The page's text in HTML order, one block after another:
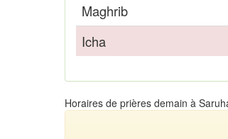
Maghrib
Icha
Horaires de prières demain à